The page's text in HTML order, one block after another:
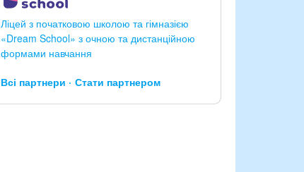
Ліцей з початковою школою та гімназією
«Dream School» з очною та дистанційною
формами навчання
Всі партнери Стати партнером